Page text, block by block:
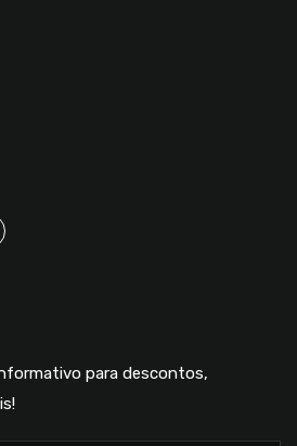
para descontos,